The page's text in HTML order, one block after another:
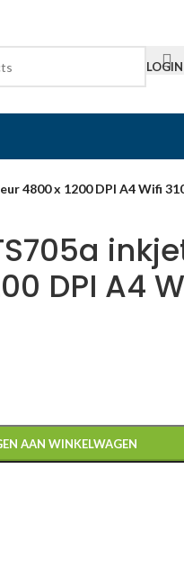
4800 x 1200 DPI A4 Wifi
DPI A4
AAN WINKELWAGEN